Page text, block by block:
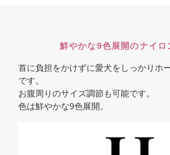
鮮やかな9色展開のナイロ
首に負担をかけずに愛犬をしっかりホ
です。
お腹周りのサイズ調節も可能です。
色は鮮やかな9色展開。